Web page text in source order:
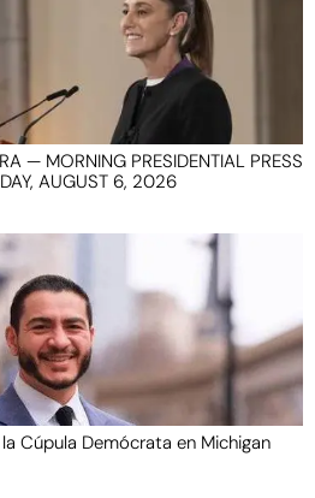
— MORNING PRESIDENTIAL PRESS
AUGUST 6, 2026
Cúpula Demócrata en Michigan